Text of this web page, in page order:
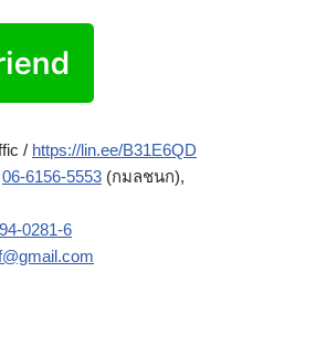
/ https://lin.ee/B31E6QD
06-6156-5553 (กมลชนก),
0281-6